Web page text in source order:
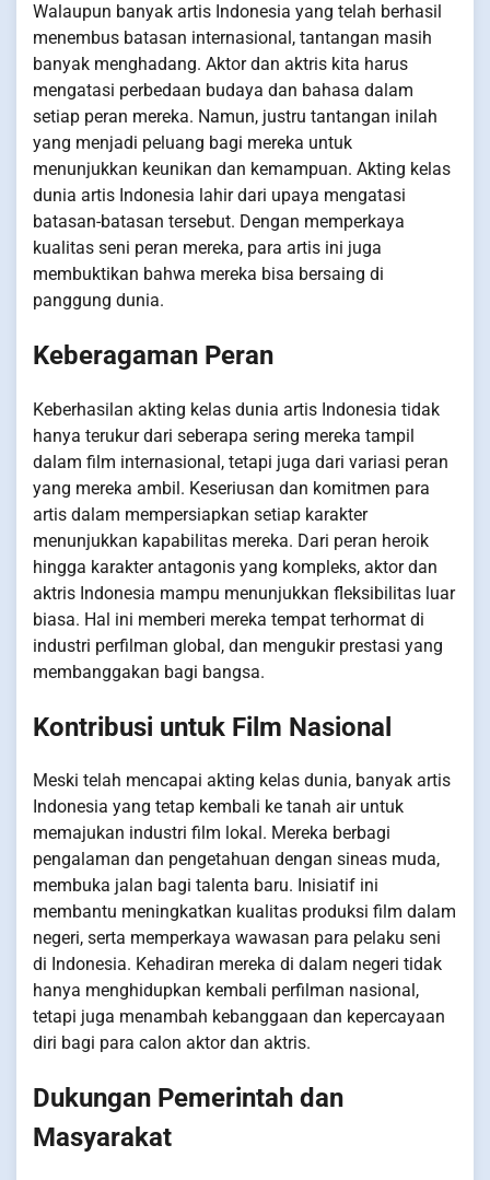
Walaupun banyak artis Indonesia yang telah berhasil
menembus batasan internasional, tantangan masih
banyak menghadang. Aktor dan aktris kita harus
mengatasi perbedaan budaya dan bahasa dalam
setiap peran mereka. Namun, justru tantangan inilah
yang menjadi peluang bagi mereka untuk
menunjukkan keunikan dan kemampuan. Akting kelas
dunia artis Indonesia lahir dari upaya mengatasi
batasan-batasan tersebut. Dengan memperkaya
kualitas seni peran mereka, para artis ini juga
membuktikan bahwa mereka bisa bersaing di
panggung dunia.
Keberagaman Peran
Keberhasilan akting kelas dunia artis Indonesia tidak
hanya terukur dari seberapa sering mereka tampil
dalam film internasional, tetapi juga dari variasi peran
yang mereka ambil. Keseriusan dan komitmen para
artis dalam mempersiapkan setiap karakter
menunjukkan kapabilitas mereka. Dari peran heroik
hingga karakter antagonis yang kompleks, aktor dan
aktris Indonesia mampu menunjukkan fleksibilitas luar
biasa. Hal ini memberi mereka tempat terhormat di
industri perfilman global, dan mengukir prestasi yang
membanggakan bagi bangsa.
Kontribusi untuk Film Nasional
Meski telah mencapai akting kelas dunia, banyak artis
Indonesia yang tetap kembali ke tanah air untuk
memajukan industri film lokal. Mereka berbagi
pengalaman dan pengetahuan dengan sineas muda,
membuka jalan bagi talenta baru. Inisiatif ini
membantu meningkatkan kualitas produksi film dalam
negeri, serta memperkaya wawasan para pelaku seni
di Indonesia. Kehadiran mereka di dalam negeri tidak
hanya menghidupkan kembali perfilman nasional,
tetapi juga menambah kebanggaan dan kepercayaan
diri bagi para calon aktor dan aktris.
Dukungan Pemerintah dan
Masyarakat